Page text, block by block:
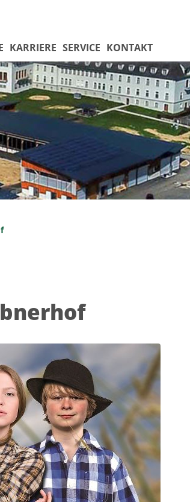
KARRIERE SERVICE KONTAKT